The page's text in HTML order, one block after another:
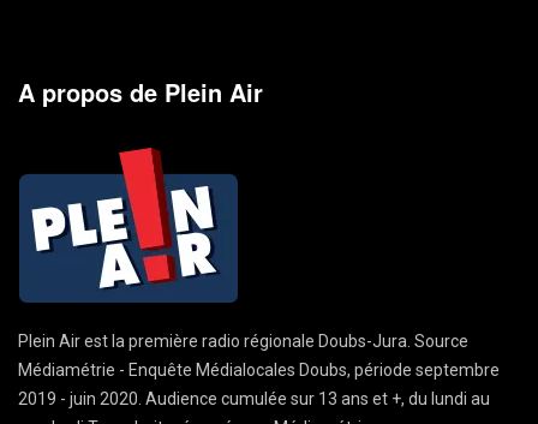
A propos de Plein Air
Plein Air est la première radio régionale Doubs-Jura. Source
Médiamétrie - Enquête Médialocales Doubs, période septembre
2019 - juin 2020. Audience cumulée sur 13 ans et +, du lundi au